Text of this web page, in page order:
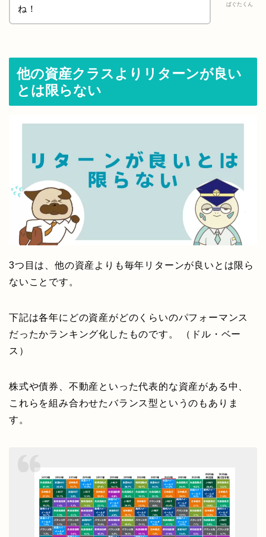
ぱぐたくん
ね！
他の資産クラスよりリターンが良い
とは限らない
3つ目は、他の資産よりも毎年リターンが良いとは限ら
ないことです。
下記は各年にどの資産がどのくらいのパフォーマンス
だったかランキング化したものです。 （ドル・ベー
ス）
株式や債券、不動産といった代表的な資産がある中、
これらを組み合わせたバランス型というのもありま
す。